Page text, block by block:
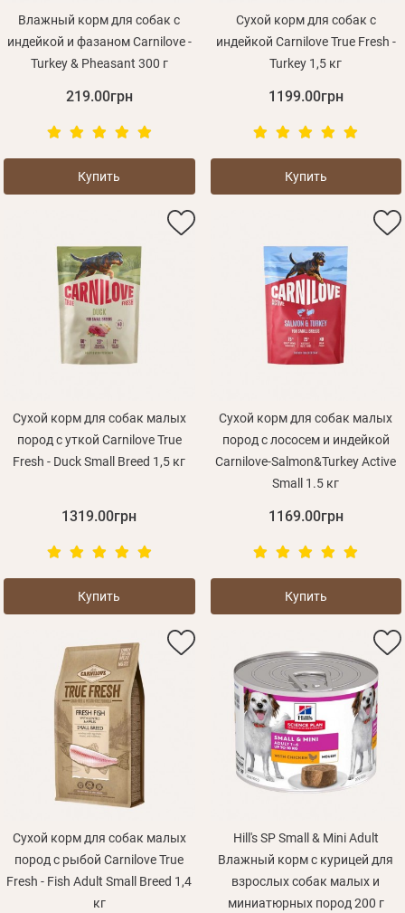
Влажный корм для собак с
индейкой и фазаном Carnilove -
Turkey & Pheasant 300 г
219.00грн
Купить
Сухой корм для собак с
индейкой Carnilove True Fresh -
Turkey 1,5 кг
1199.00грн
Купить
Сухой корм для собак малых
пород с уткой Carnilove True
Fresh - Duck Small Breed 1,5 кг
1319.00грн
Купить
Сухой корм для собак малых
пород с лососем и индейкой
Carnilove-Salmon&Turkey Active
Small 1.5 кг
1169.00грн
Купить
Сухой корм для собак малых
пород с рыбой Carnilove True
Fresh - Fish Adult Small Breed 1,4
кг
Hill's SP Small & Mini Adult
Влажный корм с курицей для
взрослых собак малых и
миниатюрных пород 200 г